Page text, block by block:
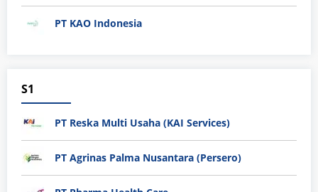
PT KAO Indonesia
S1
PT Reska Multi Usaha (KAI Services)
PT Agrinas Palma Nusantara (Persero)